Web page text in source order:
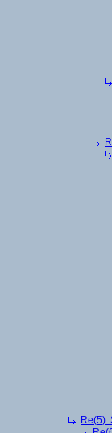
Re(5):